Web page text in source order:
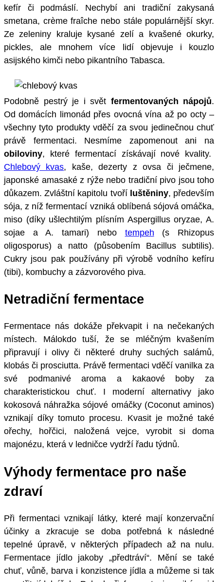
kefír či podmáslí. Nechybí ani tradiční zakysaná
smetana, crème fraîche nebo stále populárnější skyr.
Ze zeleniny kraluje kysané zelí a kvašené okurky,
pickles, ale mnohem více lidí objevuje i kouzlo
asijského kimči nebo pikantního Tabasca.
Podobně pestrý je i svět fermentovaných nápojů.
Od domácích limonád přes ovocná vína až po octy –
všechny tyto produkty vděčí za svou jedinečnou chuť
právě fermentaci. Nesmíme zapomenout ani na
obiloviny, které fermentací získávají nové kvality.
Chlebový kvas, kaše, dezerty z ovsa či ječmene,
japonské amasaké z rýže nebo tradiční pivo jsou toho
důkazem. Zvláštní kapitolu tvoří luštěniny, především
sója, z níž fermentací vzniká oblíbená sójová omáčka,
miso (díky ušlechtilým plísním Aspergillus oryzae, A.
sojae a A. tamari) nebo tempeh (s Rhizopus
oligosporus) a natto (působením Bacillus subtilis).
Cukry jsou pak používány při výrobě vodního kefíru
(tibi), kombuchy a zázvorového piva.
Netradiční fermentace
Fermentace nás dokáže překvapit i na nečekaných
místech. Málokdo tuší, že se mléčným kvašením
připravují i olivy či některé druhy suchých salámů,
klobás či prosciutta. Právě fermentaci vděčí vanilka za
své podmanivé aroma a kakaové boby za
charakteristickou chuť. I moderní alternativy jako
kokosová náhražka sójové omáčky (Coconut aminos)
vznikají díky tomuto procesu. Kvasit je možné také
ořechy, hořčici, naložená vejce, vyrobit si doma
majonézu, která v ledničce vydrží řadu týdnů.
Výhody fermentace pro naše
zdraví
Při fermentaci vznikají látky, které mají konzervační
účinky a zkracuje se doba potřebná k následné
tepelné úpravě, v některých případech až na nulu.
Fermentace jídlo jakoby „předtráví“. Mění se také
chuť, vůně, barva i konzistence jídla a můžeme si tak